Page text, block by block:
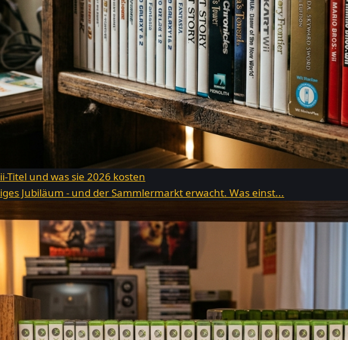
Titel und was sie 2026 kosten
Jubiläum - und der Sammlermarkt erwacht. Was einst...